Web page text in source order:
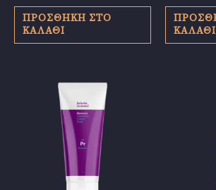
0
απόΠΡΟΣΘΉΚΗ ΣΤΟ
ΚΑΛΆΘΙ
0
από
ΚΑΛΆΘΙ